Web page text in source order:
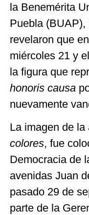
la Benemérita
Puebla
revelaron que
miércoles 21 y
la figura que
honoris causa
nuevamente
La imagen de la
colores, fue
Democracia de
avenidas Juan
pasado 29 de
parte de la